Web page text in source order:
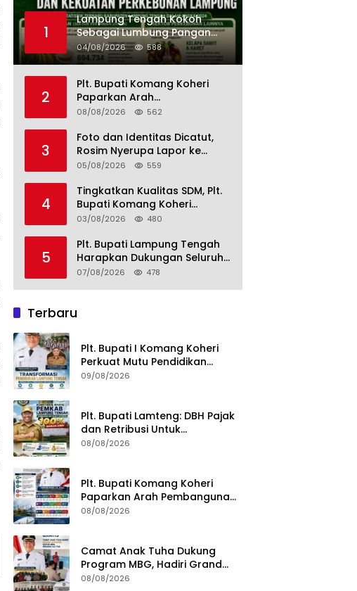
1
Lampung Tengah Kokoh
Sebagai Lumbung Pangan
dan Kekuatan Perkebunan
Lampung, Komang Koheri:
Fondasi Menuju Indonesia
Emas 2045
04/08/2026 588
2
Plt. Bupati Komang Koheri
Paparkan Arah
Pembangunan Lampung
Ekonomi, Infrastruktur dan
Kesejahteraan
08/08/2026 562
3
Foto dan Identitas Dicatut,
Rosim Nyerupa Lapor ke
Polres Lampung Tengah
05/08/2026 559
4
Tingkatkan Kualitas SDM, Plt.
Bupati Komang Koheri
Perkuat PSDKU Unila di
03/08/2026 480
5
Plt. Bupati Lampung Tengah
Harapkan Dukungan Seluruh
Pimpinan DPRD Bahas RKUA-
07/08/2026 478
Terbaru
Plt. Bupati I Komang Koheri
Perkuat Mutu Pendidikan
Lampung Tengah
09/08/2026
Plt. Bupati Lamteng: DBH Pajak
dan Retribusi Untuk
Pembangunan Kampung
08/08/2026
Plt. Bupati Komang Koheri
Paparkan Arah Pembangunan
Lampung Tengah, Fokus pada
08/08/2026
Camat Anak Tuha Dukung
Program MBG, Hadiri Grand
Opening Dapur SPPG Negara Aji
08/08/2026